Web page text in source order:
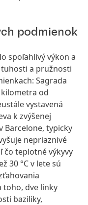
podmienok
spoľahlivý výkon a
a pružnosti
Sagrada
kilometra od
vystavená
k zvýšenej
Barcelone, typicky
nepriaznivé
čo teplotné výkyvy
30 °C v lete sú
toho, dve linky
baziliky,